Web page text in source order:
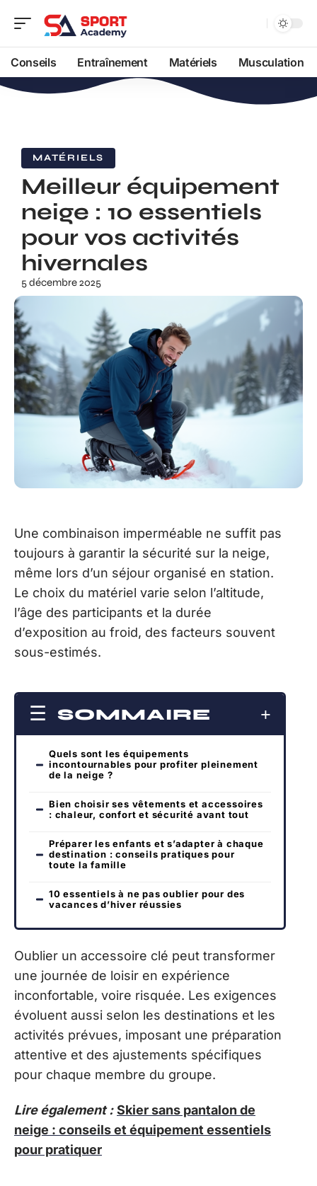
Conseils Entraînement Matériels Musculation
MATÉRIELS
Meilleur équipement
neige : 10 essentiels
pour vos activités
hivernales
5 décembre 2025
Une combinaison imperméable ne suffit pas
toujours à garantir la sécurité sur la neige,
même lors d’un séjour organisé en station.
Le choix du matériel varie selon l’altitude,
l’âge des participants et la durée
d’exposition au froid, des facteurs souvent
sous-estimés.
SOMMAIRE
Quels sont les équipements
incontournables pour profiter pleinement
de la neige ?
Bien choisir ses vêtements et accessoires
: chaleur, confort et sécurité avant tout
Préparer les enfants et s’adapter à chaque
destination : conseils pratiques pour
toute la famille
10 essentiels à ne pas oublier pour des
vacances d’hiver réussies
Oublier un accessoire clé peut transformer
une journée de loisir en expérience
inconfortable, voire risquée. Les exigences
évoluent aussi selon les destinations et les
activités prévues, imposant une préparation
attentive et des ajustements spécifiques
pour chaque membre du groupe.
Lire également : Skier sans pantalon de
neige : conseils et équipement essentiels
pour pratiquer